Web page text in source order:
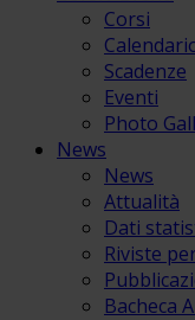
Corsi
Scadenze
Eventi
Photo
News
News
Attualità
Dati
Riviste
Bacheca